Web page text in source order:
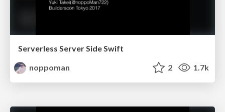
Serverless Server Side Swift
noppoman
2 1.7k